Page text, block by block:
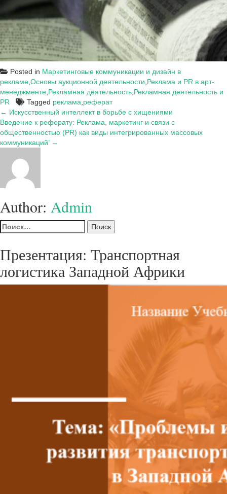
Posted in Маркетинговые коммуникации и дизайн в
рекламе Основы аукционной деятельности Реклама и PR в арт-
менеджменте Рекламная деятельность Рекламная деятельность и
PR
Tagged реклама реферат
Навигация
по
записям
← Искусственный интеллект в борьбе с хищениями
Введение к реферату: Реклама, маркетинг и связи с
общественностью (PR) как виды интегрированных массовых
коммуникаций’ →
Author: Admin
Найти:
Презентация: Транспортная
логистика Западной Африки